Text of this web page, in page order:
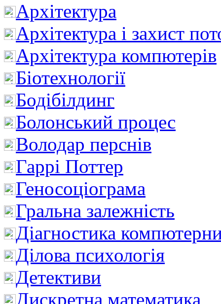
Архітектура
Архітектура і захист
Архітектура компютерів
Біотехнології
Бодібілдинг
Болонський процес
Володар перснів
Гаррі Поттер
Геносоціограма
Гральна залежність
Діагностика
Ділова психологія
Детективи
Дискретна математика